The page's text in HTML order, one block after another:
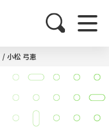
小松 弓恵